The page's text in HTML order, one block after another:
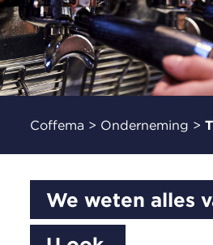
Coffema > Onderneming >
We weten alles